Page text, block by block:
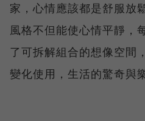
家，心情應該都是舒服放
風格不但能使心情平靜，
了可拆解組合的想像空間
變化使用，生活的驚奇與